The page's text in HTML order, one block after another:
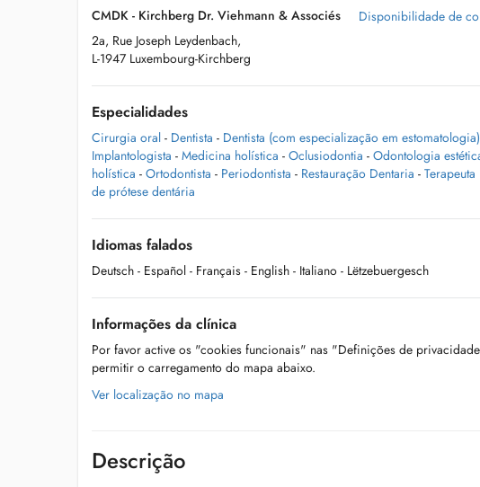
CMDK - Kirchberg Dr. Viehmann & Associés
2a, Rue Joseph Leydenbach,
L-1947 Luxembourg-Kirchberg
Disponibilidade de
Especialidades
Cirurgia oral - Dentista - Dentista (com especialização em estomatologia)
Implantologista - Medicina holística - Oclusiodontia - Odontologia
holística - Ortodontista - Periodontista - Restauração Dentaria -
de prótese dentária
Idiomas falados
Deutsch - Español - Français - English - Italiano - Lëtzebuergesch
Informações da clínica
Por favor active os "cookies funcionais" nas "Definições de
permitir o carregamento do mapa abaixo.
Ver localização no mapa
Descrição